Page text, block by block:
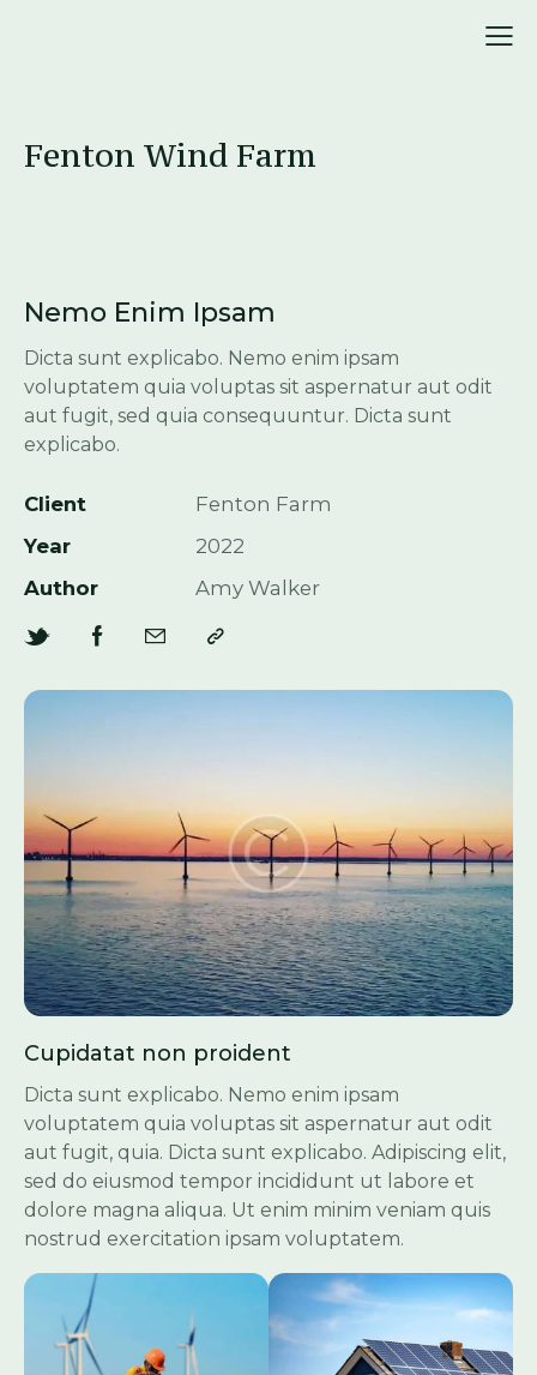
Fenton Wind Farm
Cupidatat non proident
Dicta sunt explicabo. Nemo enim ipsam
voluptatem quia voluptas sit aspernatur aut odit
aut fugit, quia. Dicta sunt explicabo. Adipiscing elit,
sed do eiusmod tempor incididunt ut labore et
dolore magna aliqua. Ut enim minim veniam quis
nostrud exercitation ipsam voluptatem.
Nemo Enim Ipsam
Dicta sunt explicabo. Nemo enim ipsam
voluptatem quia voluptas sit aspernatur aut odit
aut fugit, sed quia consequuntur. Dicta sunt
explicabo.
Client
Fenton Farm
Year
2022
Author
Amy Walker